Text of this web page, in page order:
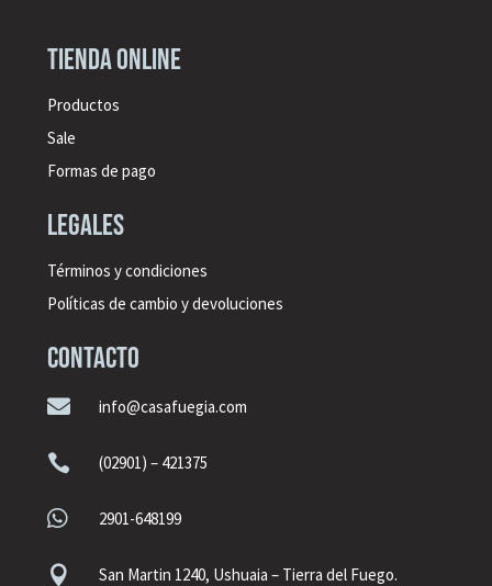
Tienda online
Productos
Sale
Formas de pago
legales
Términos y condiciones
Políticas de cambio y devoluciones
CONTACTO
 info@casafuegia.com
 (02901) – 421375
 2901-648199
 San Martin 1240, Ushuaia – Tierra del Fuego.